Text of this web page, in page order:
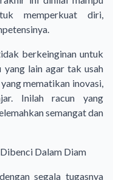
memperkuat diri,
berkeinginan untuk
yang lain agar tak usah
mematikan inovasi,
Inilah racun yang
semangat dan
Dalam Diam
segala tugasnya